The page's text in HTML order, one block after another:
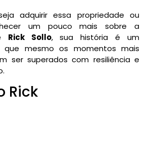
adquirir essa propriedade ou
um pouco mais sobre a
Rick Sollo, sua história é um
mesmo os momentos mais
ser superados com resiliência e
Rick